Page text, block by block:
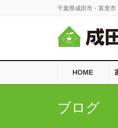
に
ョ
千葉県成田市・富里市
HOME
ブログ